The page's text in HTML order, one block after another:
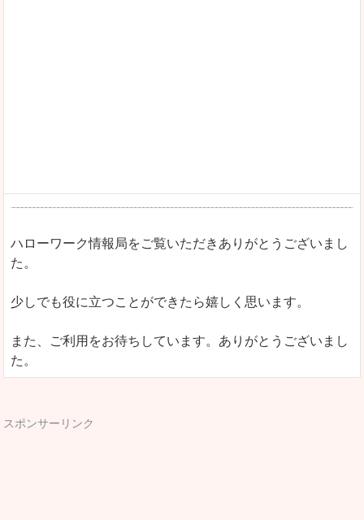
ハローワーク情報局をご覧いただきありがとうございまし
た。
少しでも役に立つことができたら嬉しく思います。
また、ご利用をお待ちしています。ありがとうございまし
た。
スポンサーリンク